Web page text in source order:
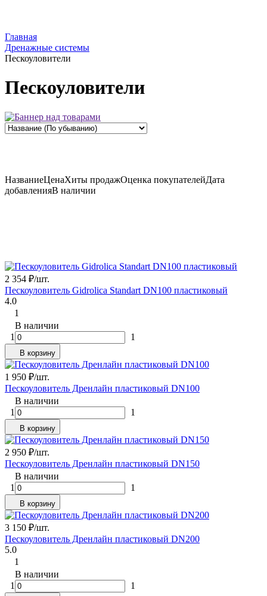
Главная
Дренажные системы
Пескоуловители
Пескоуловители
НазваниеЦенаХиты продажОценка покупателейДата
добавленияВ наличии
2 354 ₽/шт.
Пескоуловитель Gidrolica Standart DN100 пластиковый
4.0
1
В наличии
1
1
В корзину
1 950 ₽/шт.
Пескоуловитель Дренлайн пластиковый DN100
В наличии
1
1
В корзину
2 950 ₽/шт.
Пескоуловитель Дренлайн пластиковый DN150
В наличии
1
1
В корзину
3 150 ₽/шт.
Пескоуловитель Дренлайн пластиковый DN200
5.0
1
В наличии
1
1